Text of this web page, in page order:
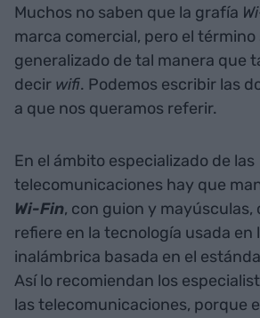
Muchos no saben que la grafía
marca comercial, pero el término
generalizado de tal manera que
decir wifi. Podemos escribir las
a que nos queramos referir.
En el ámbito especializado de las
telecomunicaciones hay que
Wi-Fin, con guion y mayúsculas,
refiere en la tecnología usada en
inalámbrica basada en el
Así lo recomiendan los
las telecomunicaciones, porque